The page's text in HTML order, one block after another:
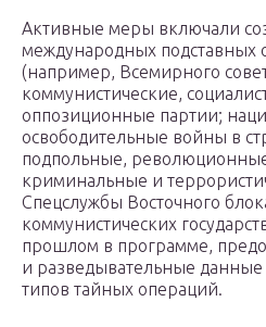
Активные меры включали
международных подставных
(например, Всемирного
коммунистические,
оппозиционные партии;
освободительные войны в
подпольные,
криминальные и
Спецслужбы Восточного
коммунистических
прошлом в программе,
и разведывательные данные
типов тайных операций.